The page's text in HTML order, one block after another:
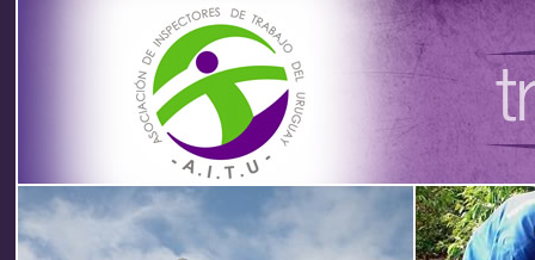
Asociación